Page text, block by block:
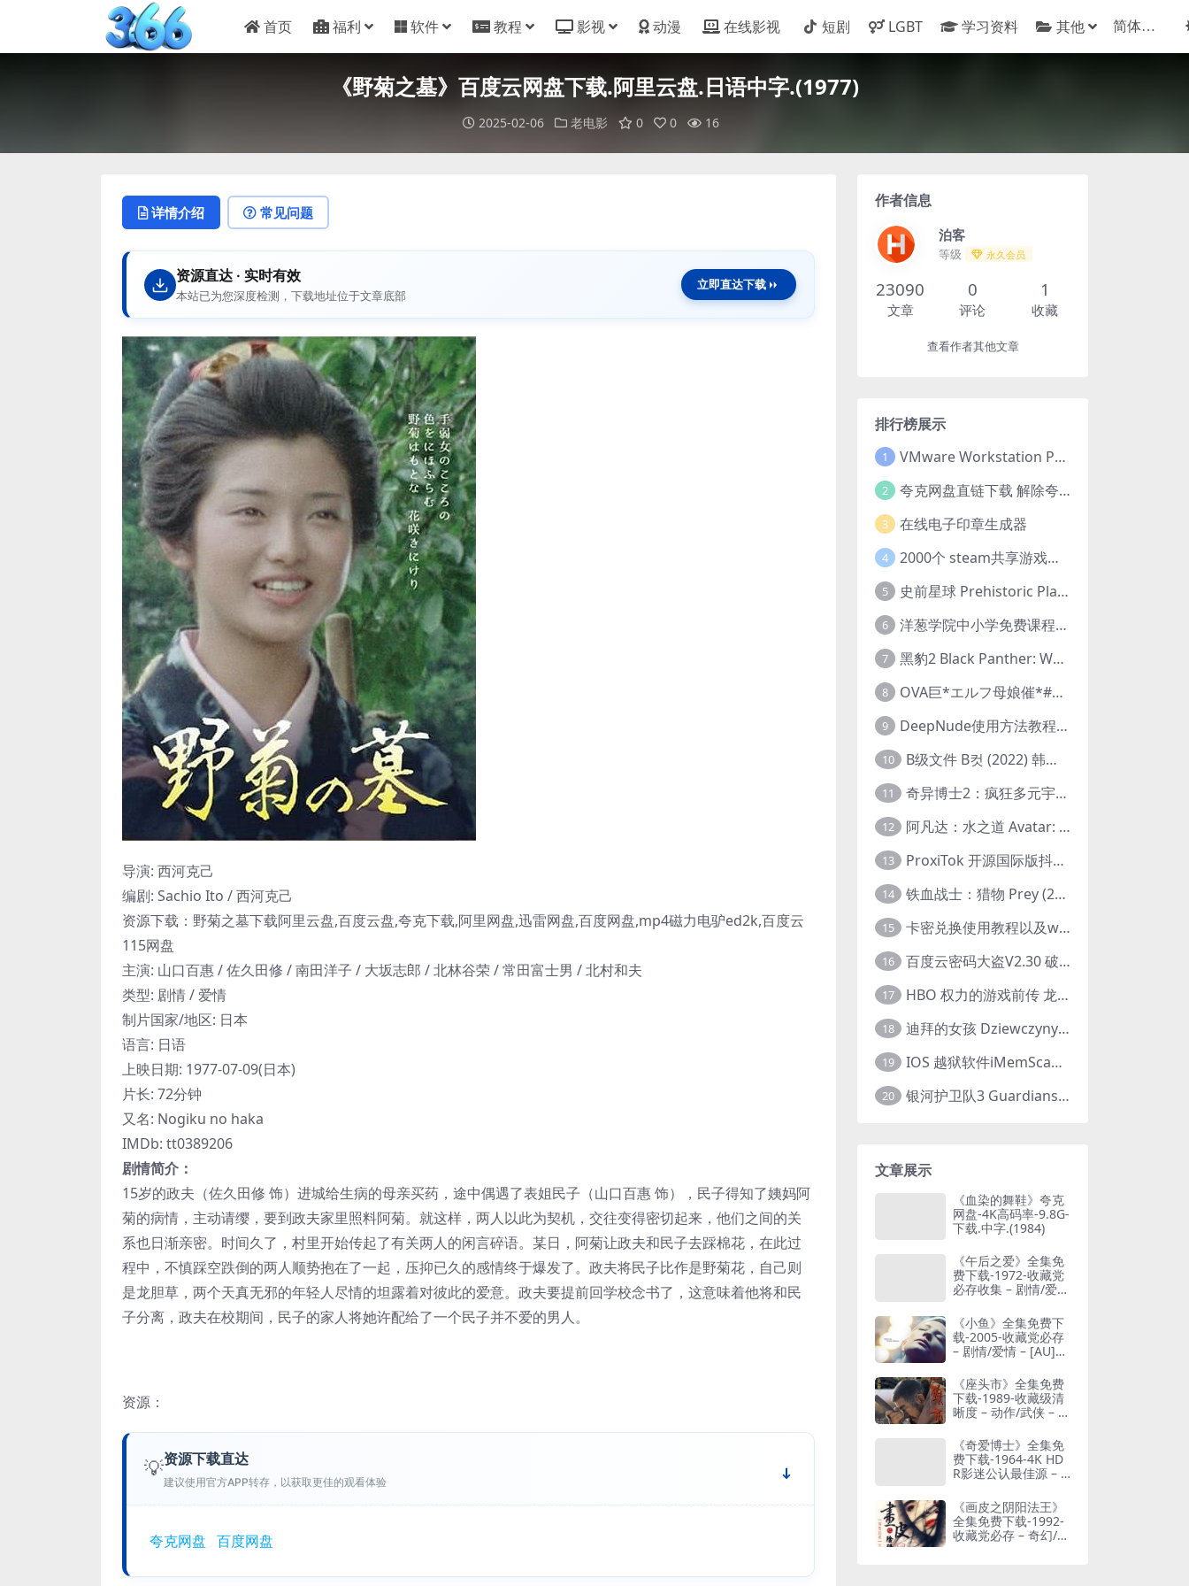
首页 福利 软件 教程 影视 动漫 在线影视 短剧 LGBT 学习资料 其他
《野菊之墓》百度云网盘下载.阿里云盘.日语中字.(1977)
2025-02-06 老电影 0 0 16
详情介绍 常见问题
资源直达 · 实时有效
本站已为您深度检测，下载地址位于文章底部
立即直达下载
导演: 西河克己
编剧: Sachio Ito / 西河克己
资源下载：野菊之墓下载阿里云盘,百度云盘,夸克下载,阿里网盘,迅雷网盘,百度网盘,mp4磁力电驴ed2k,百度云
115网盘
主演: 山口百惠 / 佐久田修 / 南田洋子 / 大坂志郎 / 北林谷荣 / 常田富士男 / 北村和夫
类型: 剧情 / 爱情
制片国家/地区: 日本
语言: 日语
上映日期: 1977-07-09(日本)
片长: 72分钟
又名: Nogiku no haka
IMDb: tt0389206
剧情简介：
15岁的政夫（佐久田修 饰）进城给生病的母亲买药，途中偶遇了表姐民子（山口百惠 饰），民子得知了姨妈阿
菊的病情，主动请缨，要到政夫家里照料阿菊。就这样，两人以此为契机，交往变得密切起来，他们之间的关
系也日渐亲密。时间久了，村里开始传起了有关两人的闲言碎语。某日，阿菊让政夫和民子去踩棉花，在此过
程中，不慎踩空跌倒的两人顺势抱在了一起，压抑已久的感情终于爆发了。政夫将民子比作是野菊花，自己则
是龙胆草，两个天真无邪的年轻人尽情的坦露着对彼此的爱意。政夫要提前回学校念书了，这意味着他将和民
子分离，政夫在校期间，民子的家人将她许配给了一个民子并不爱的男人。
资源：
💡资源下载直达
建议使用官方APP转存，以获取更佳的观看体验
夸克网盘 百度网盘
作者信息
泊客
等级 永久会员
23090
文章
0
评论
1
收藏
查看作者其他文章
排行榜展示
1 VMware Workstation Pro 16 永久激活密钥(序列号)
2 夸克网盘直链下载 解除夸克网盘下载限制 油猴脚本
3 在线电子印章生成器
4 2000个 steam共享游戏账号 离线steam账号分享
5 史前星球 Prehistoric Planet (2022) 中字 1080p 高清 阿里云盘 2022.5.27已更新全集
6 洋葱学院中小学免费课程集合 云盘下载
7 黑豹2 Black Panther: Wakanda Forever (2022) 高清版
8 OVA巨*エルフ母娘催*#1エルフの国を蹂*する男。汚された女王と姫
9 DeepNude使用方法教程FAQ
10 B级文件 B컷 (2022) 韩国大尺度剧情电影 1080P 中字
11 奇异博士2：疯狂多元宇宙 Doctor Strange in the Multiverse of Madness (2022) 高清版1080p
12 阿凡达：水之道 Avatar: The Way of Water (2022) 1080p 2k 4k 中文字幕
13 ProxiTok 开源国际版抖音TikTok网页版 国内网络直连
14 铁血战士：猎物 Prey (2022) 中英字幕 1080P
15 卡密兑换使用教程以及windows使用教程
16 百度云密码大盗V2.30 破解分享链接提取码
17 HBO 权力的游戏前传 龙之家族 House of the Dragon (2022) 中字 1080P 更新4集
18 迪拜的女孩 Dziewczyny z Dubaju (2021) 1080P 中字
19 IOS 越狱软件iMemScan version1.2.6 游戏内存修改器
20 银河护卫队3 Guardians of the Galaxy Vol. 3 (2023)4K高清资源1080p只分享精品
文章展示
《血染的舞鞋》夸克
网盘-4K高码率-9.8G-
下载.中字.(1984)
《午后之爱》全集免
费下载-1972-收藏党
必存收集 – 剧情/爱情
网盘]
《小鱼》全集免费下
载-2005-收藏党必存
– 剧情/爱情 – [AU]
《座头市》全集免费
下载-1989-收藏级清
晰度 – 动作/武侠 – [J
盘]
《奇爱博士》全集免
费下载-1964-4K HD
R影迷公认最佳源 – 4
US][夸克网盘/百度网
盘]
《画皮之阴阳法王》
全集免费下载-1992-
收藏党必存 – 奇幻/武